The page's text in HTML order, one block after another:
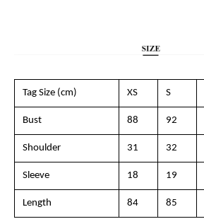
Tag Size (cm) XS S
Bust 88 92
Shoulder 31 32
Sleeve 18 19
Length 84 85